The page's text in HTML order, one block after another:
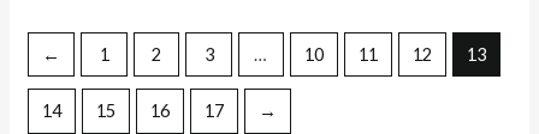
← 1 2 3 … 10 11 12 13
14 15 16 17 →